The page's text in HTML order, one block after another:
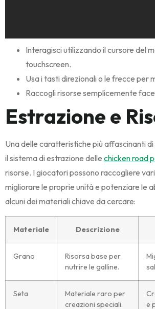
Interagisci utilizzando il cursore del
touchscreen.
Usa i tasti direzionali o le frecce per
Raccogli risorse semplicemente
Estrazione e
Una delle caratteristiche più affascinanti di
il sistema di estrazione delle chicken road
risorse. I giocatori possono raccogliere
migliorare le proprie unità e potenziare le
alcuni dei materiali chiave da cercare:
Materiale Descrizione
Grano
Risorsa base per
nutrire le galline.
Seta
Materiale raro per
creazioni speciali.
e